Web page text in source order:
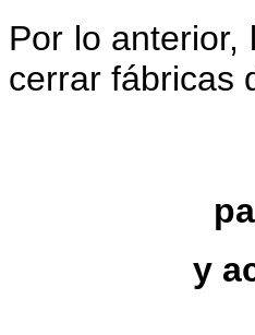
Por lo anterior,
cerrar fábricas
y